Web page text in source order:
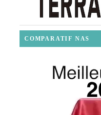
COMPARATIF NAS